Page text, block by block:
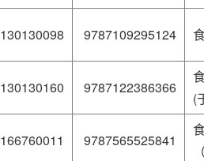
130130098 9787109295124
130130160 9787122386366
(
166760011 9787565525841